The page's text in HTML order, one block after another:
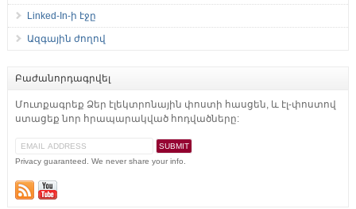
Linked-In-ի էջը
Ազգային ժողով
Բաժանորդագրվել
Մուտքագրեք Ձեր էլեկտրոնային փոստի հասցեն, և էլ-փոստով
ստացեք նոր հրապարակված հոդվածները:
Privacy guaranteed. We never share your info.